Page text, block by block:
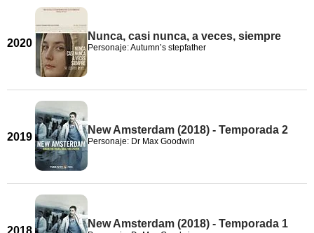
2020
Nunca, casi nunca, a veces, siempre
Personaje: Autumn’s stepfather
2019
New Amsterdam (2018) - Temporada 2
Personaje: Dr Max Goodwin
2018
New Amsterdam (2018) - Temporada 1